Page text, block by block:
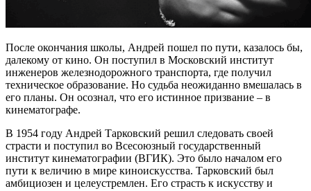
После окончания школы, Андрей пошел по пути, казалось бы,
далекому от кино. Он поступил в Московский институт
инженеров железнодорожного транспорта, где получил
техническое образование. Но судьба неожиданно вмешалась в
его планы. Он осознал, что его истинное призвание – в
кинематографе.
В 1954 году Андрей Тарковский решил следовать своей
страсти и поступил во Всесоюзный государственный
институт кинематографии (ВГИК). Это было началом его
пути к величию в мире киноискусства. Тарковский был
амбициозен и целеустремлен. Его страсть к искусству и